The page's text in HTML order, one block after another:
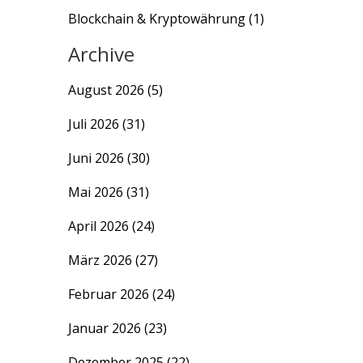
Blockchain & Kryptowährung(1)
Archive
August 2026 (5)
Juli 2026 (31)
Juni 2026 (30)
Mai 2026 (31)
April 2026 (24)
März 2026 (27)
Februar 2026 (24)
Januar 2026 (23)